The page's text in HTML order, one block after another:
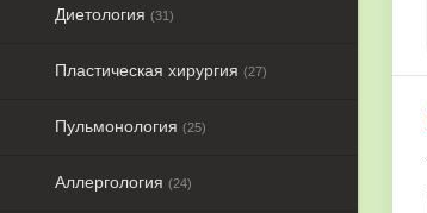
Диетология (31)
Пластическая хирургия (27)
Пульмонология (25)
Аллергология (24)